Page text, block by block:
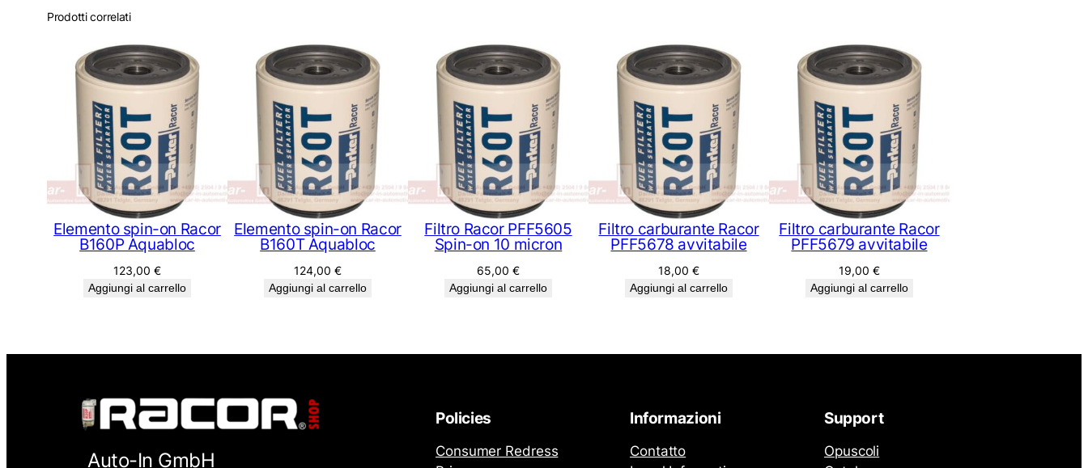
Prodotti correlati
Elemento spin-on Racor
B160P Aquabloc
123,00 €
Aggiungi al carrello
Elemento spin-on Racor
B160T Aquabloc
124,00 €
Aggiungi al carrello
Filtro Racor PFF5605
Spin-on 10 micron
65,00 €
Aggiungi al carrello
Filtro carburante Racor
PFF5678 avvitabile
18,00 €
Aggiungi al carrello
Filtro carburante Racor
PFF5679 avvitabile
19,00 €
Aggiungi al carrello
Auto-In GmbH
Policies
Consumer Redress
Informazioni
Contatto
Support
Opuscoli